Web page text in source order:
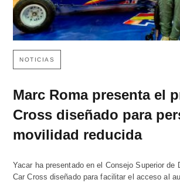
NOTICIAS
Marc Roma presenta el
Cross diseñado para
movilidad reducida
Yacar ha presentado en el Consejo Superior de
Car Cross diseñado para facilitar el acceso al